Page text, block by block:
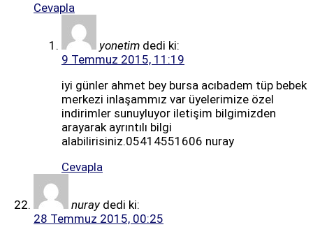
Cevapla
yonetim dedi ki:
9 Temmuz 2015, 11:19
iyi günler ahmet bey bursa acıbadem tüp bebek
merkezi inlaşammız var üyelerimize özel
indirimler sunuyluyor iletişim bilgimizden
arayarak ayrıntılı bilgi
alabilirisiniz.05414551606 nuray
Cevapla
nuray dedi ki:
28 Temmuz 2015, 00:25